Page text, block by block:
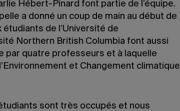
Hébert-Pinard font partie de l’équipe.
a donné un coup de main au début de
de l’Université de
Northern British Columbia font aussi
par quatre professeurs et à laquelle
et Changement climatique
sont très occupés et nous